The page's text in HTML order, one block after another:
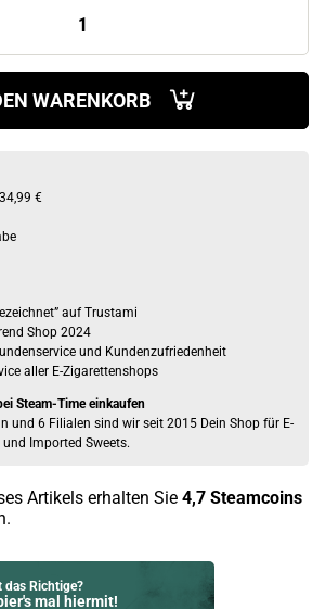
WARENKORB
€
auf Trustami
Shop 2024
und Kundenzufriedenheit
aller E-Zigarettenshops
Steam-Time einkaufen
und 6 Filialen sind wir seit 2015 Dein Shop für E-
Imported Sweets.
Artikels erhalten Sie 4,7 Steamcoins
das Richtige?
mal hiermit!